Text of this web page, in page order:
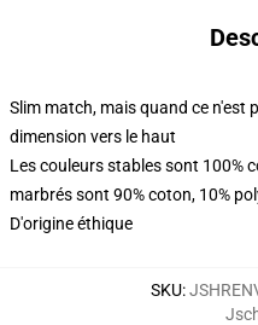
Slim match, mais quand ce n'est
dimension vers le haut
Les couleurs stables sont 100%
marbrés sont 90% coton, 10%
D'origine éthique
SKU: